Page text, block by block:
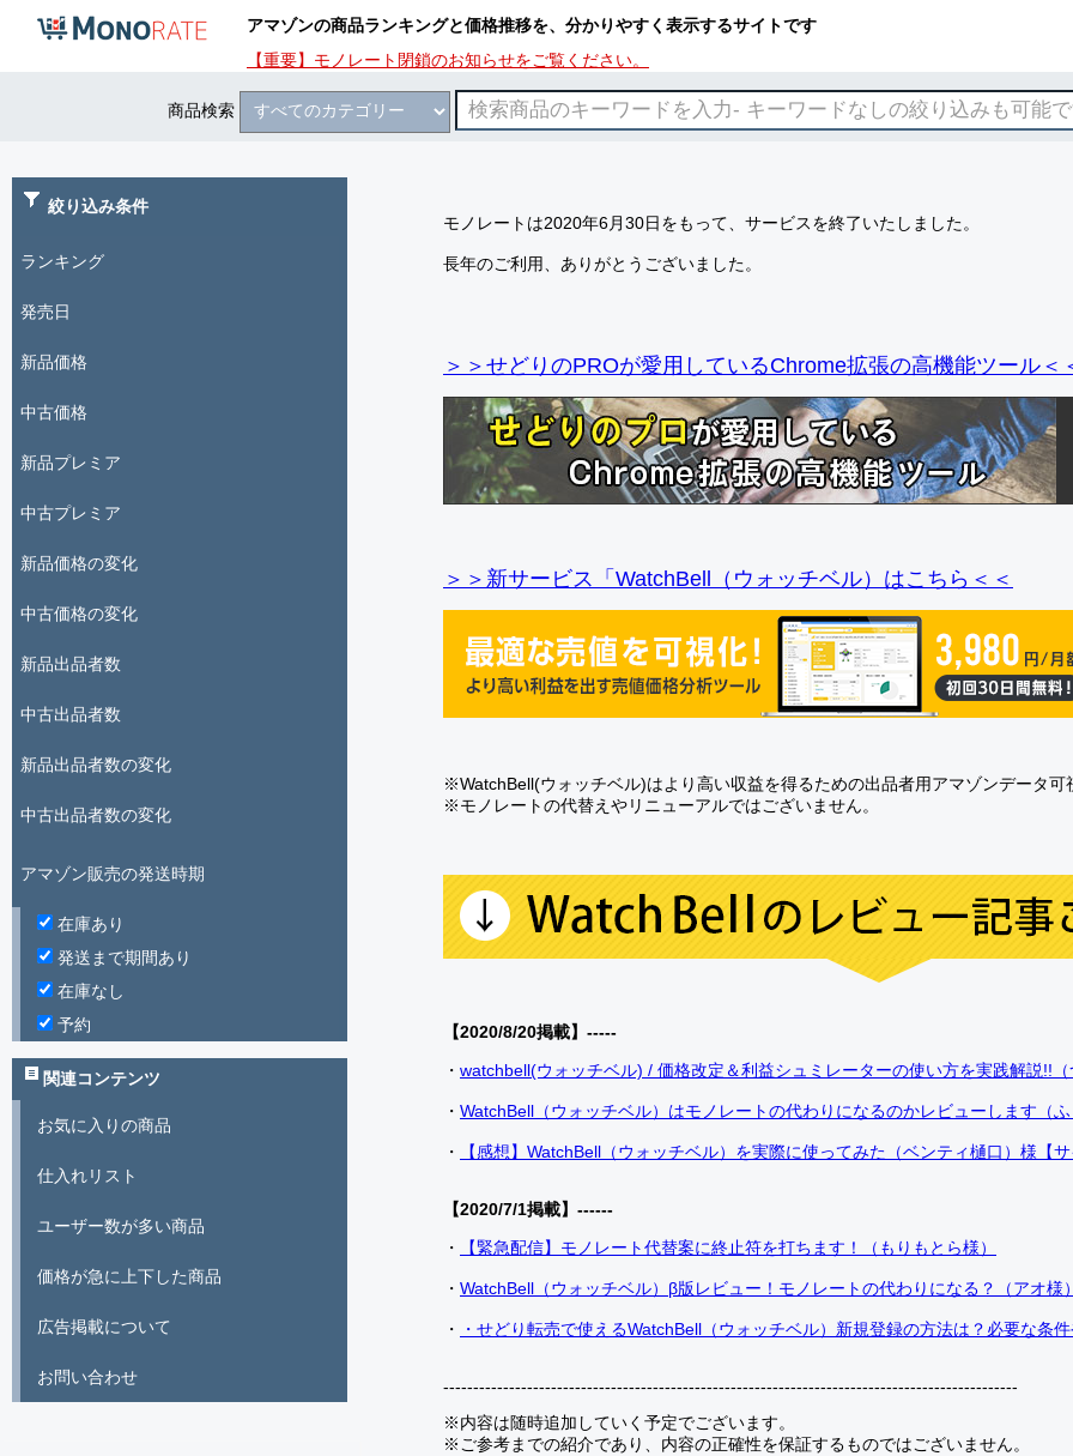
アマゾンの商品ランキングと価格推移を、分かりやすく表示するサイトです
【重要】モノレート閉鎖のお知らせをご覧ください。
商品検索
モノレートは2020年6月30日をもって、サービスを終了いたしました。
長年のご利用、ありがとうございました。
＞＞せどりのPROが愛用しているChrome拡張の高機能ツール＜
＞＞新サービス「WatchBell（ウォッチベル）はこちら＜＜
※WatchBell(ウォッチベル)はより高い収益を得るための出品者用アマゾンデータ可
※モノレートの代替えやリニューアルではございません。
【2020/8/20掲載】-----
・ watchbell(ウォッチベル) / 価格改定＆利益シュミレーターの使い方を実践解説!!
・ WatchBell（ウォッチベル）はモノレートの代わりになるのかレビューします（
・ 【感想】WatchBell（ウォッチベル）を実際に使ってみた（ベンティ樋口）様【
【2020/7/1掲載】------
・
【緊急配信】モノレート代替案に終止符を打ちます！（もりもとら様）
・ WatchBell（ウォッチベル）β版レビュー！モノレートの代わりになる？（アオ様
・ ・せどり転売で使えるWatchBell（ウォッチベル）新規登録の方法は？必要な条
------------------------------------------------------------------------------------------------
※内容は随時追加していく予定でございます。
※ご参考までの紹介であり、内容の正確性を保証するものではございません。
絞り込み条件
ランキング
発売日
新品価格
中古価格
新品プレミア
中古プレミア
新品価格の変化
中古価格の変化
新品出品者数
中古出品者数
新品出品者数の変化
中古出品者数の変化
アマゾン販売の発送時期
在庫あり
発送まで期間あり
在庫なし
予約
関連コンテンツ
お気に入りの商品
仕入れリスト
ユーザー数が多い商品
価格が急に上下した商品
広告掲載について
お問い合わせ